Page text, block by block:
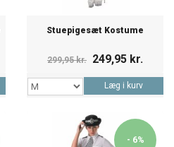
Stuepigesæt Kostume
299,95 kr. 249,95 kr.
Læg i kurv
- 6%